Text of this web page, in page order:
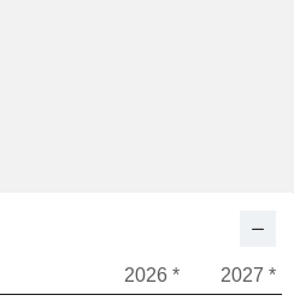
2026 *
2027 *